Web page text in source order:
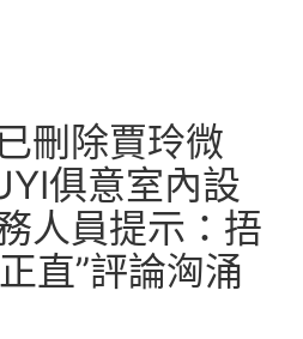
刪除賈玲微
俱意室內設
人員提示：捂
直”評論洶涌